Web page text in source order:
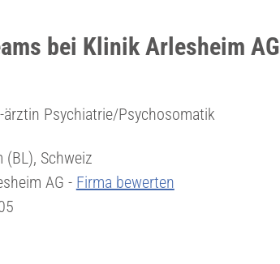
bei Klinik Arlesheim AG
Psychiatrie/Psychosomatik
(BL), Schweiz
AG - Firma bewerten